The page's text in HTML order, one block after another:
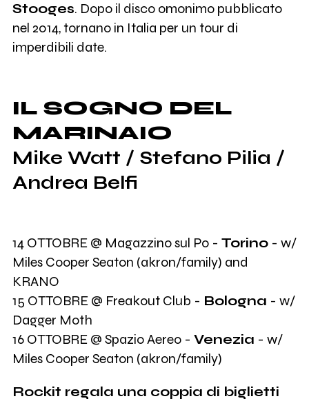
Stooges. Dopo il disco omonimo pubblicato
nel 2014, tornano in Italia per un tour di
imperdibili date.
IL SOGNO DEL
MARINAIO
Mike Watt / Stefano Pilia /
Andrea Belfi
14 OTTOBRE @ Magazzino sul Po - Torino- w/
Miles Cooper Seaton (akron/family) and
KRANO
15 OTTOBRE @ Freakout Club - Bologna - w/
Dagger Moth
16 OTTOBRE @ Spazio Aereo - Venezia - w/
Miles Cooper Seaton (akron/family)
Rockit regala una coppia di biglietti